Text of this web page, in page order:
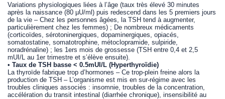
Variations physiologiques liées à l’âge (taux très élevé 30 minutes
après la naissance (80 µU/ml) puis redescend dans les 5 premiers jours
de la vie – Chez les personnes âgées, la TSH tend à augmenter,
particulièrement chez les femmes) ; De nombreux médicaments
(corticoïdes, sérotoninergiques, dopaminergiques, opiacés,
somatostatine, somatotrophine, métoclopramide, sulpiride,
noradrénaline) ; les 1ers mois de grossesse (TSH entre 0,4 et 2,5
mUI/L au 1er trimestre et s’élève ensuite).
•Taux de TSH basse < 0.5mUI/L (Hyperthyroïdie)
La thyroïde fabrique trop d’hormones – Ce trop-plein freine alors la
production de TSH – L’organisme est mis en sur-régime avec les
troubles cliniques associés : insomnie, troubles de la concentration,
accélération du transit intestinal (diarrhée chronique), insensibilité au